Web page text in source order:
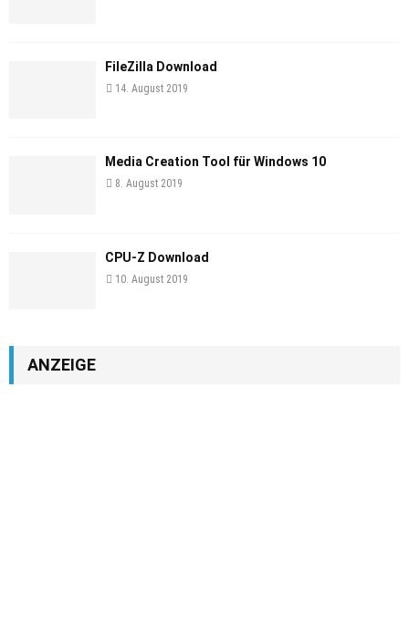
FileZilla Download
14. August 2019
Media Creation Tool für Windows 10
8. August 2019
CPU-Z Download
10. August 2019
ANZEIGE